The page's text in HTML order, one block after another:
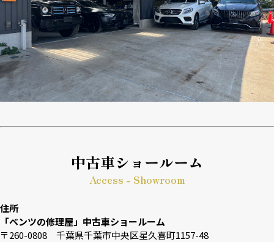
中古車ショールーム
Access - Showroom
住所
「ベンツの修理屋」中古車ショールーム
〒260-0808 千葉県千葉市中央区星久喜町1157-48